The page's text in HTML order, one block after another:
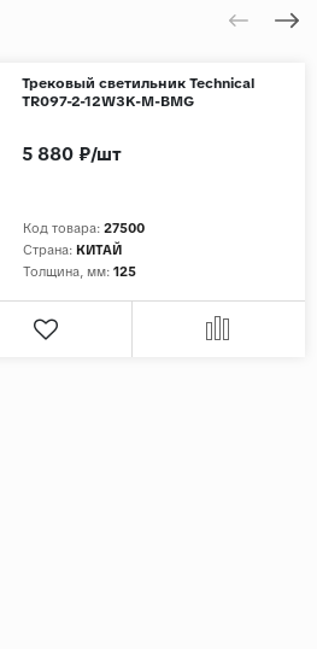
Трековый светильник Technical
TR097-2-12W3K-M-BMG
Код товара: 27500
Страна: КИТАЙ
Толщина, мм: 125
5 880 ₽/шт